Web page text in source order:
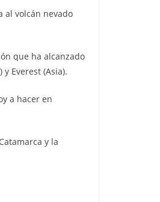
al volcán nevado
que ha alcanzado
Everest (Asia).
a hacer en
y la